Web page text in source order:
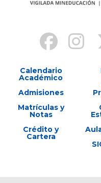
Calendario
Académico
Admisiones
Matrículas y
Notas
Crédito y
Cartera